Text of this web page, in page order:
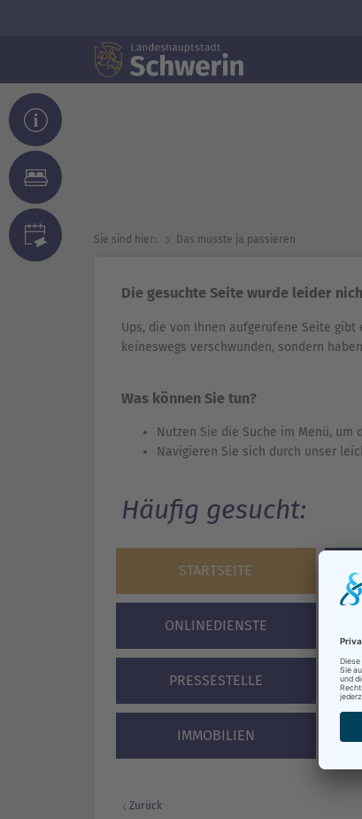
Sie sind hier: Das musste ja passieren
Die gesuchte Seite wurde leider
Ups, die von Ihnen aufgerufene Seite
keineswegs verschwunden, sondern
Was können Sie tun?
Nutzen Sie die Suche im Menü,
Navigieren Sie sich durch unser
Häufig gesucht:
STARTSEITE
ONLINEDIENSTE
PRESSESTELLE
IMMOBILIEN
Zurück